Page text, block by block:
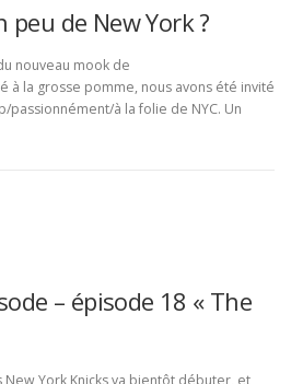
de New York ?
nouveau mook de
à la grosse pomme, nous avons été invité
à la folie de NYC. Un
– épisode 18 « The
York Knicks va bientôt débuter, et